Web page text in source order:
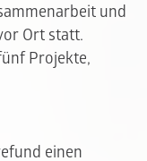
und
Ort statt.
Projekte,
einen